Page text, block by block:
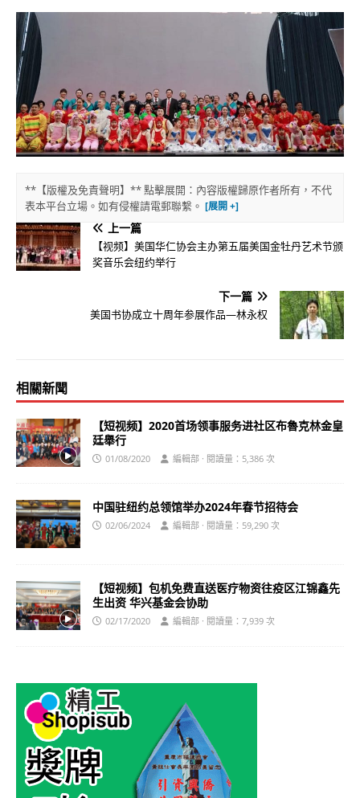
**【版權及免責聲明】** 點擊展開：內容版權歸原作者所有，不代
表本平台立場。如有侵權請電郵聯繫。
上一篇
【视频】美国华仁协会主办第五届美国金牡丹艺术节颁
奖音乐会纽约举行
下一篇
美国书协成立十周年参展作品—林永权
相關新聞
【短视频】2020首场领事服务进社区布魯克林金皇
廷舉行
01/08/2020 編輯部 · 閱讀量：5,386 次
中国驻纽约总领馆举办2024年春节招待会
02/06/2024 編輯部 · 閱讀量：59,290 次
【短视频】包机免费直送医疗物资往疫区江锦鑫先
生出资 华兴基金会协助
02/17/2020 編輯部 · 閱讀量：7,939 次